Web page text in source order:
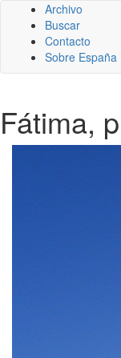
Archivo
Buscar
Contacto
Sobre España
Fátima,